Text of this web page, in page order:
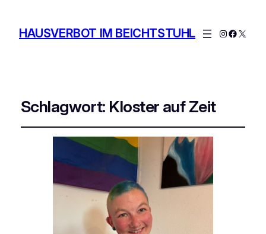
HAUSVERBOT IM BEICHTSTUHL Instagram
X
Schlagwort: Kloster auf Zeit